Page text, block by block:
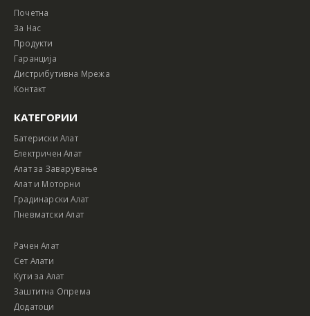
Почетна
За Нас
Продукти
Гаранција
Дистрибутивна Мрежа
Контакт
КАТЕГОРИИ
Батериски Алат
Електричен Алат
Алат за Заварување
Алат и Моторни
Градинарски Алат
Пневматски Алат
Рачен Алат
Сет Алати
Кути за Алат
Заштитна Опрема
Додатоци